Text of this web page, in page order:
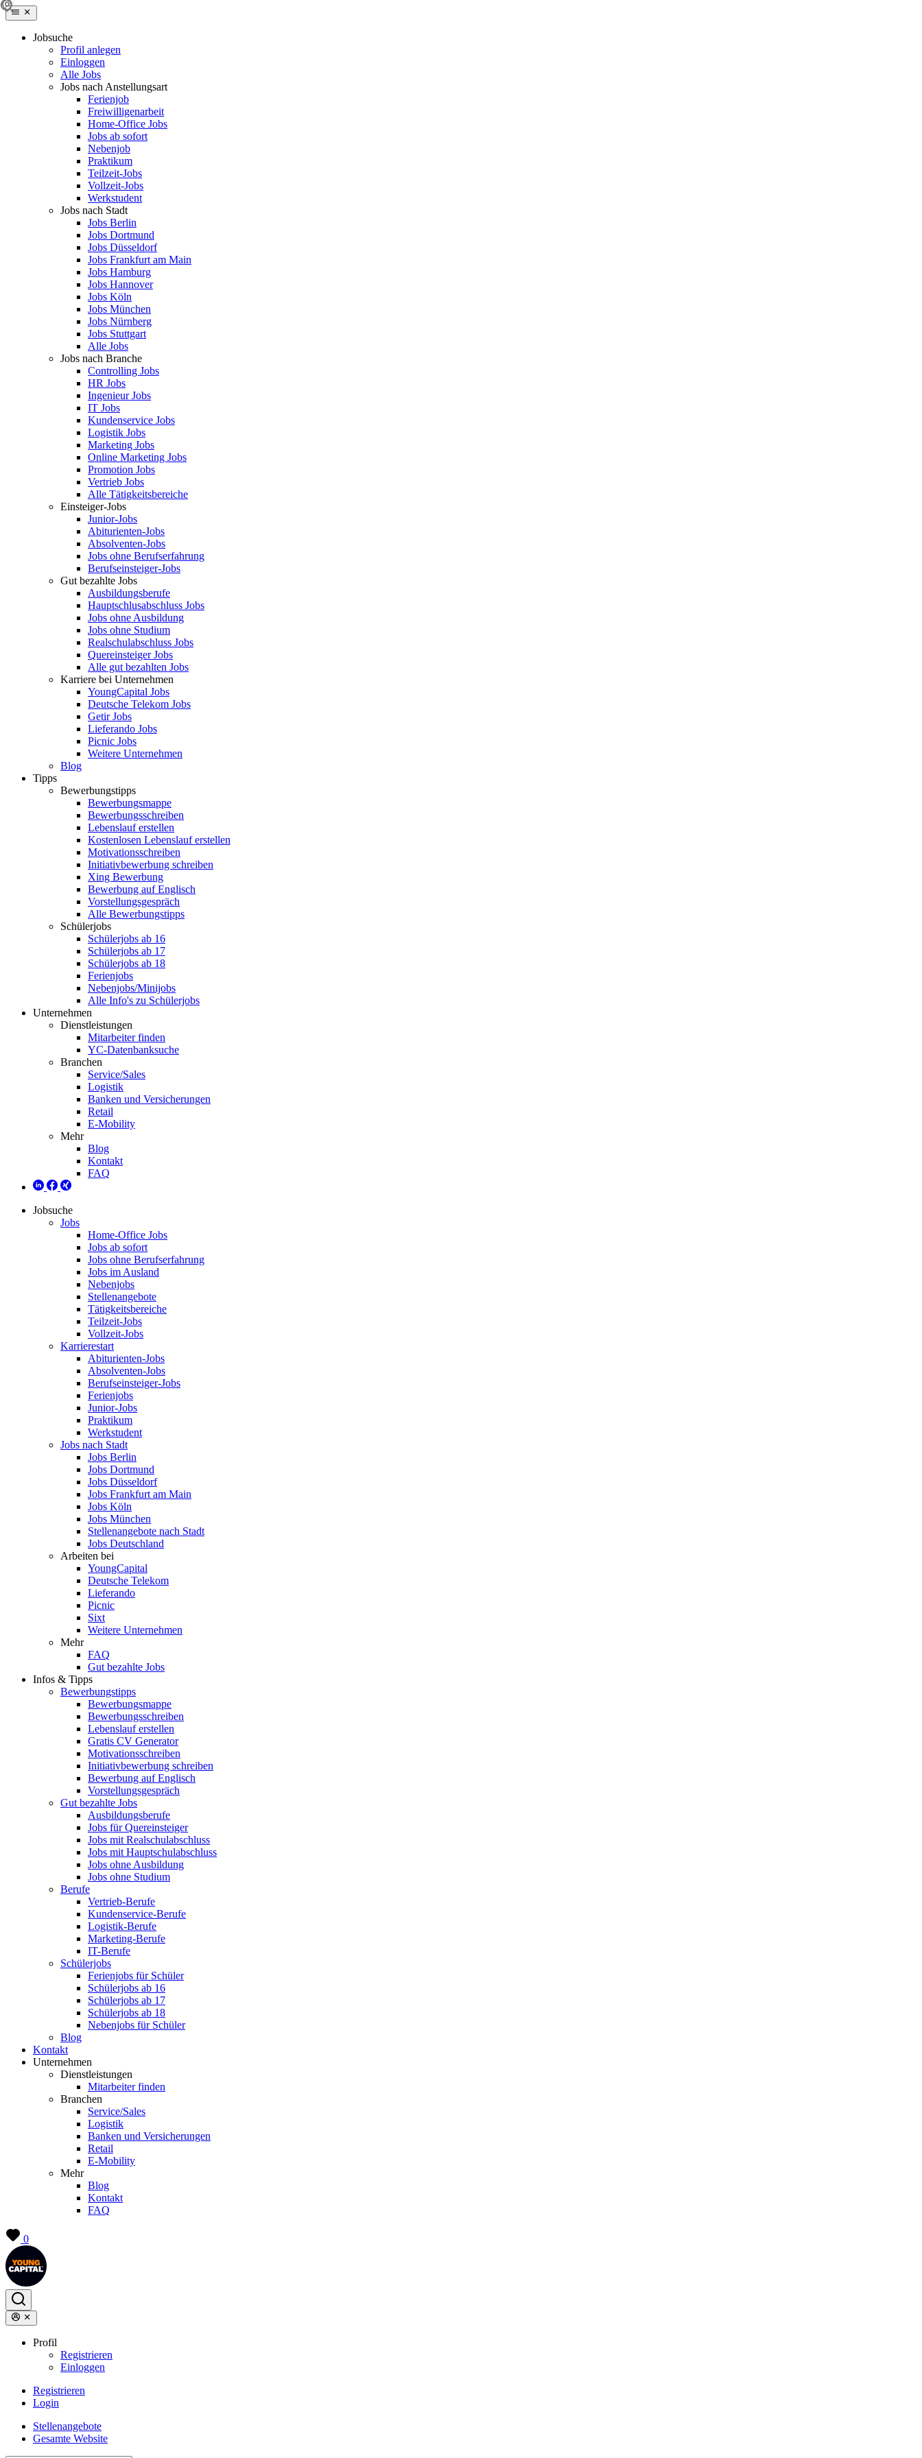
Jobsuche
Profil anlegen
Einloggen
Alle Jobs
Jobs nach Anstellungsart
Ferienjob
Freiwilligenarbeit
Home-Office Jobs
Jobs ab sofort
Nebenjob
Praktikum
Teilzeit-Jobs
Vollzeit-Jobs
Werkstudent
Jobs nach Stadt
Jobs Berlin
Jobs Dortmund
Jobs Düsseldorf
Jobs Frankfurt am Main
Jobs Hamburg
Jobs Hannover
Jobs Köln
Jobs München
Jobs Nürnberg
Jobs Stuttgart
Alle Jobs
Jobs nach Branche
Controlling Jobs
HR Jobs
Ingenieur Jobs
IT Jobs
Kundenservice Jobs
Logistik Jobs
Marketing Jobs
Online Marketing Jobs
Promotion Jobs
Vertrieb Jobs
Alle Tätigkeitsbereiche
Einsteiger-Jobs
Junior-Jobs
Abiturienten-Jobs
Absolventen-Jobs
Jobs ohne Berufserfahrung
Berufseinsteiger-Jobs
Gut bezahlte Jobs
Ausbildungsberufe
Hauptschlusabschluss Jobs
Jobs ohne Ausbildung
Jobs ohne Studium
Realschulabschluss Jobs
Quereinsteiger Jobs
Alle gut bezahlten Jobs
Karriere bei Unternehmen
YoungCapital Jobs
Deutsche Telekom Jobs
Getir Jobs
Lieferando Jobs
Picnic Jobs
Weitere Unternehmen
Blog
Tipps
Bewerbungstipps
Bewerbungsmappe
Bewerbungsschreiben
Lebenslauf erstellen
Kostenlosen Lebenslauf erstellen
Motivationsschreiben
Initiativbewerbung schreiben
Xing Bewerbung
Bewerbung auf Englisch
Vorstellungsgespräch
Alle Bewerbungstipps
Schülerjobs
Schülerjobs ab 16
Schülerjobs ab 17
Schülerjobs ab 18
Ferienjobs
Nebenjobs/Minijobs
Alle Info's zu Schülerjobs
Unternehmen
Dienstleistungen
Mitarbeiter finden
YC-Datenbanksuche
Branchen
Service/Sales
Logistik
Banken und Versicherungen
Retail
E-Mobility
Mehr
Blog
Kontakt
FAQ
Jobsuche
Jobs
Home-Office Jobs
Jobs ab sofort
Jobs ohne Berufserfahrung
Jobs im Ausland
Nebenjobs
Stellenangebote
Tätigkeitsbereiche
Teilzeit-Jobs
Vollzeit-Jobs
Karrierestart
Abiturienten-Jobs
Absolventen-Jobs
Berufseinsteiger-Jobs
Ferienjobs
Junior-Jobs
Praktikum
Werkstudent
Jobs nach Stadt
Jobs Berlin
Jobs Dortmund
Jobs Düsseldorf
Jobs Frankfurt am Main
Jobs Köln
Jobs München
Stellenangebote nach Stadt
Jobs Deutschland
Arbeiten bei
YoungCapital
Deutsche Telekom
Lieferando
Picnic
Sixt
Weitere Unternehmen
Mehr
FAQ
Gut bezahlte Jobs
Infos & Tipps
Bewerbungstipps
Bewerbungsmappe
Bewerbungsschreiben
Lebenslauf erstellen
Gratis CV Generator
Motivationsschreiben
Initiativbewerbung schreiben
Bewerbung auf Englisch
Vorstellungsgespräch
Gut bezahlte Jobs
Ausbildungsberufe
Jobs für Quereinsteiger
Jobs mit Realschulabschluss
Jobs mit Hauptschulabschluss
Jobs ohne Ausbildung
Jobs ohne Studium
Berufe
Vertrieb-Berufe
Kundenservice-Berufe
Logistik-Berufe
Marketing-Berufe
IT-Berufe
Schülerjobs
Ferienjobs für Schüler
Schülerjobs ab 16
Schülerjobs ab 17
Schülerjobs ab 18
Nebenjobs für Schüler
Blog
Kontakt
Unternehmen
Dienstleistungen
Mitarbeiter finden
Branchen
Service/Sales
Logistik
Banken und Versicherungen
Retail
E-Mobility
Mehr
Blog
Kontakt
FAQ
0
Profil
Registrieren
Einloggen
Registrieren
Login
Stellenangebote
Gesamte Website